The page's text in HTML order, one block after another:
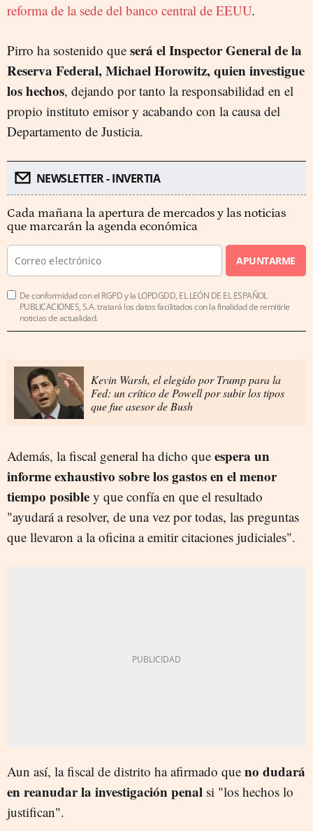
reforma de la sede del banco central de EEUU.
Pirro ha sostenido que será el Inspector General de la
Reserva Federal, Michael Horowitz, quien investigue
los hechos, dejando por tanto la responsabilidad en el
propio instituto emisor y acabando con la causa del
Departamento de Justicia.
NEWSLETTER - INVERTIA
Cada mañana la apertura de mercados y las noticias
que marcarán la agenda económica
APUNTARME
De conformidad con el RGPD y la LOPDGDD, EL LEÓN DE EL ESPAÑOL
PUBLICACIONES, S.A. tratará los datos facilitados con la finalidad de remitirle
noticias de actualidad.
Kevin Warsh, el elegido por Trump para la
Fed: un crítico de Powell por subir los tipos
que fue asesor de Bush
Además, la fiscal general ha dicho que espera un
informe exhaustivo sobre los gastos en el menor
tiempo posible y que confía en que el resultado
"ayudará a resolver, de una vez por todas, las preguntas
que llevaron a la oficina a emitir citaciones judiciales".
Aun así, la fiscal de distrito ha afirmado que no dudará
en reanudar la investigación penal si "los hechos lo
justifican".